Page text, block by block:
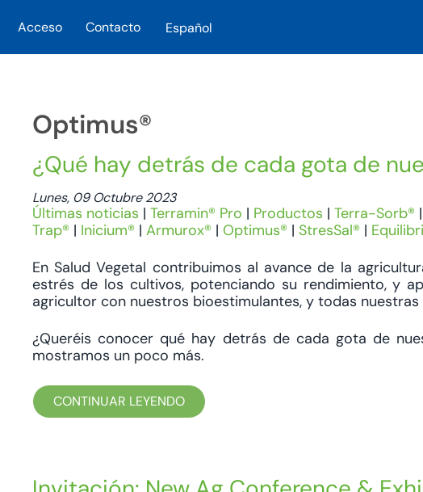
Acceso Contacto Español
Optimus®
¿Qué hay detrás de cada gota de
Lunes, 09 Octubre 2023
Últimas noticias | Terramin® Pro | Productos | Terra-Sorb® |
Trap® | Inicium® | Armurox® | Optimus® | StresSal® |
En Salud Vegetal contribuimos al avance de la
estrés de los cultivos, potenciando su rendimiento, y
agricultor con nuestros bioestimulantes, y todas nuestras
¿Queréis conocer qué hay detrás de cada gota de
mostramos un poco más.
CONTINUAR LEYENDO